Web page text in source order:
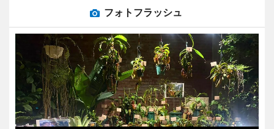
フォトフラッシュ